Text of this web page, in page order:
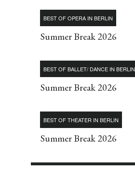
BEST OF OPERA IN BERLIN
Summer Break 2026
BEST OF BALLET/ DANCE IN BERLIN
Summer Break 2026
BEST OF THEATER IN BERLIN
Summer Break 2026